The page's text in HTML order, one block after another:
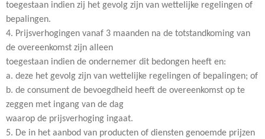
toegestaan indien zij het gevolg zijn van wettelijke regelingen of
bepalingen.
4. Prijsverhogingen vanaf 3 maanden na de totstandkoming van
de overeenkomst zijn alleen
toegestaan indien de ondernemer dit bedongen heeft en:
a. deze het gevolg zijn van wettelijke regelingen of bepalingen; of
b. de consument de bevoegdheid heeft de overeenkomst op te
zeggen met ingang van de dag
waarop de prijsverhoging ingaat.
5. De in het aanbod van producten of diensten genoemde prijzen